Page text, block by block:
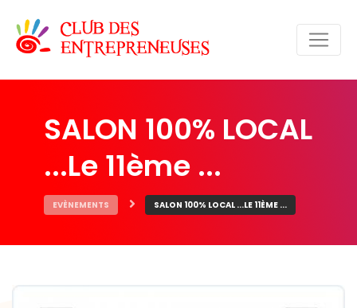
SALON 100% LOCAL
...Le 11ème ...
EVÈNEMENTS SALON 100% LOCAL ...LE 11ÈME ...